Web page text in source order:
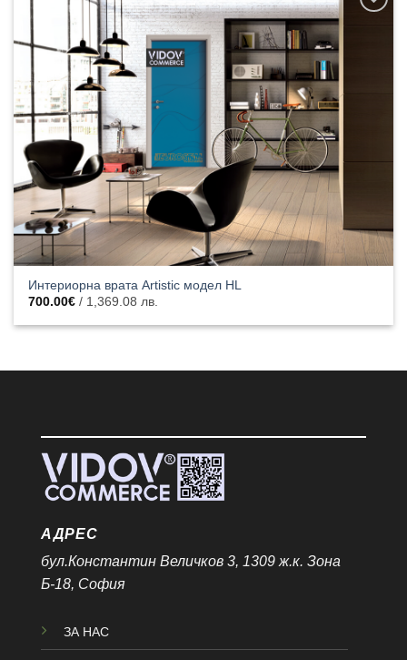
Добавяне
списъка с
харесани
Интериорна врата Artistic модел HL
700.00€ / 1,369.08 лв.
АДРЕС
бул.Константин Величков 3, 1309 ж.к. Зона
Б-18, София
ЗА НАС